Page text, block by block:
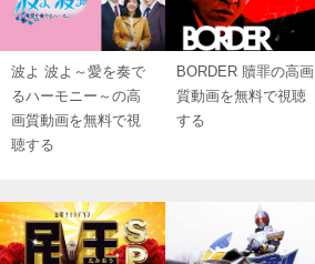
波よ 波よ～愛を奏で
るハーモニー～の高
画質動画を無料で視
聴する
BORDER 贖罪の高画
質動画を無料で視聴
する